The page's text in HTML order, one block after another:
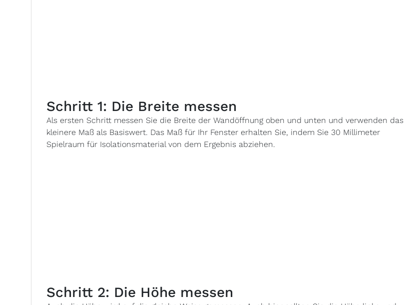
Schritt 1: Die Breite messen
Als ersten Schritt messen Sie die Breite der Wandöffnung oben und unten und verwenden das
kleinere Maß als Basiswert. Das Maß für Ihr Fenster erhalten Sie, indem Sie 30 Millimeter
Spielraum für Isolationsmaterial von dem Ergebnis abziehen.
Schritt 2: Die Höhe messen